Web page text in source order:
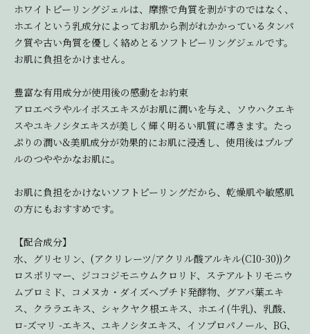
ホワイトピーリングジェルは、摩擦で角質を剥がすのではなく、
ホエイという乳成分によってお肌から剥がれかかっているタンパ
ク質や古い角質を優しく絡めとるソフトピーリングジェルです。
お肌に負担をかけません。
豊富な有用成分が使用後の感動をお約束
アロエベラやルイボスエキスがお肌に潤いを与え、ソウハクエキ
スやユキノシタエキスが美しく輝く明るい肌質に導きます。たっ
ぷりの潤い&美肌成分が効果的にお肌に浸透し、使用後はプルプ
ルのつややかなお肌に。
お肌に負担をかけないソフトピーリングだから、乾燥肌や敏感肌
の方にもおすすめです。
【配合成分】
水、グリセリン、(アクリレーツ/アクリル酸アルキル(C10-30))ク
ロスポリマー、ジココジモニウムクロリド、ステアルトリモニウ
ムブロミド、コメヌカ・ダイズヘプチド発酵物、グアバ葉エキ
ス、クララエキス、シャクヤク根エキス、ホエイ(牛乳)、乳酸、
ロ-ズマリ -エキス、ユキノシタエキス、イソプロパノール、BG、